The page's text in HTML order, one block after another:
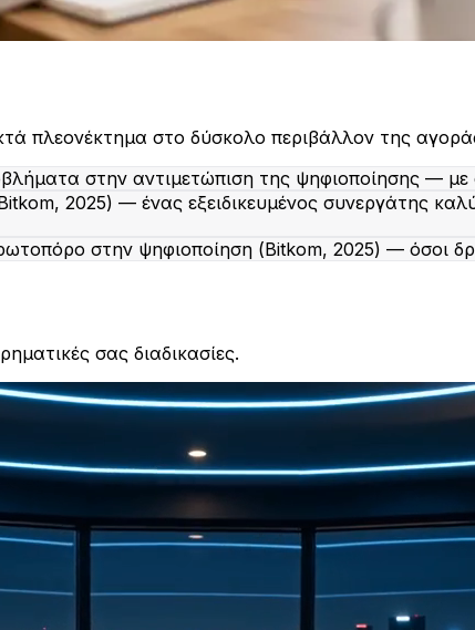
πλεονέκτημα στο δύσκολο περιβάλλον της
στην αντιμετώπιση της ψηφιοποίησης —
2025) — ένας εξειδικευμένος συνεργάτης
στην ψηφιοποίηση (Bitkom, 2025) — όσοι
σας διαδικασίες.